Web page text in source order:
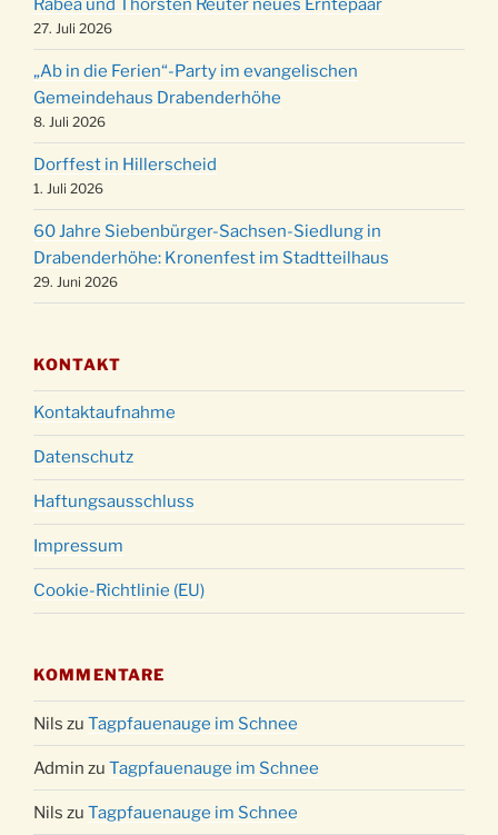
24.12. Familiengottesdienst in der FeG um 16 Uhr
24.12.
Weihnachtsgottesdienst in der Kirche um
15:00 Uhr
24.12.
Weihnachtsgottesdienst in der Kirche um
18:00 Uhr
24.12.
Christmette mit der ev. Jugend in der Kirche
um 23:00 Uhr
31.12.
Gottesdienst zu Silvester in der Kirche um
18:00 Uhr
Rabea und Thorsten Reuter neues Erntepaar
27. Juli 2026
„Ab in die Ferien“-Party im evangelischen
Gemeindehaus Drabenderhöhe
8. Juli 2026
Dorffest in Hillerscheid
1. Juli 2026
60 Jahre Siebenbürger-Sachsen-Siedlung in
Drabenderhöhe: Kronenfest im Stadtteilhaus
29. Juni 2026
KONTAKT
Kontaktaufnahme
Datenschutz
Haftungsausschluss
Impressum
Cookie-Richtlinie (EU)
KOMMENTARE
Nils zu Tagpfauenauge im Schnee
Admin zu Tagpfauenauge im Schnee
Nils zu Tagpfauenauge im Schnee